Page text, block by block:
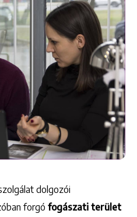
dolgozói
forgó fogászati terület